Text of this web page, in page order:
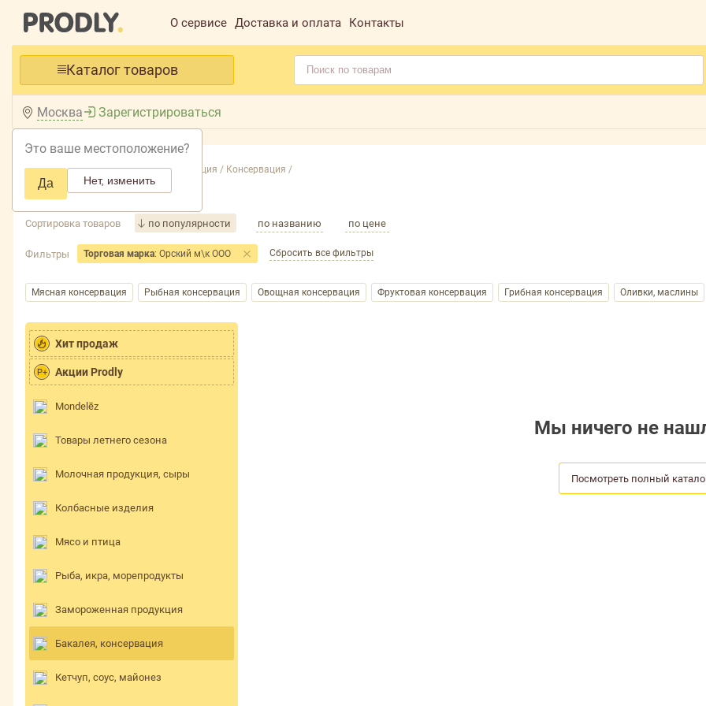
О сервисе Доставка и оплата Контакты
Каталог товаров
Москва
Это ваше местоположение?
Да Нет, изменить
Зарегистрироваться
Главная /Каталог /Бакалея, консервация / Консервация /
Консервация
Сортировка товаров по популярности по названию по цене
Фильтры Торговая марка: Орский м\к ООО Сбросить все фильтры
Мясная консервация Рыбная консервация Овощная консервация Фруктовая консервация Грибная консервация Оливки, маслины
Хит продаж
P+ Акции Prodly
Mondelēz
Товары летнего сезона
Молочная продукция, сыры
Колбасные изделия
Мясо и птица
Рыба, икра, морепродукты
Замороженная продукция
Бакалея, консервация
Кетчуп, соус, майонез
Мы ничего не
Посмотреть полный